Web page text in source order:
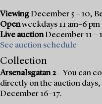
ViewingDecember 5 – 10,
Openweekdays 11 am–6
Live auctionDecember 11 –
See auction schedule
Collection
Arsenalsgatan 2– You can
directly on the auction
December 16–17.